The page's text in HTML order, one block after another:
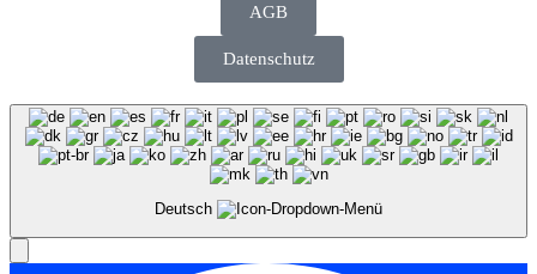
AGB
Datenschutz
Deutsch